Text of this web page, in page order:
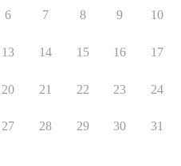
6 7 8 9 10
13 14 15 16 17
20 21 22 23 24
27 28 29 30 31